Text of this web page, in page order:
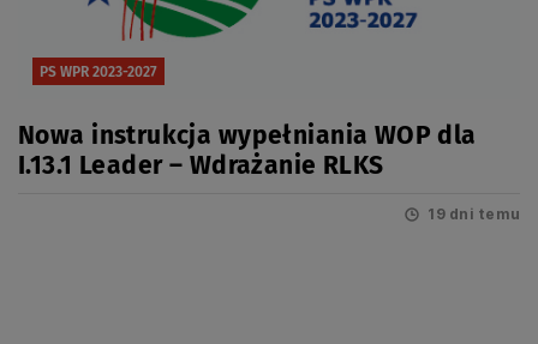
PS WPR 2023-2027
Nowa instrukcja wypełniania WOP dla
I.13.1 Leader – Wdrażanie RLKS
19 dni temu